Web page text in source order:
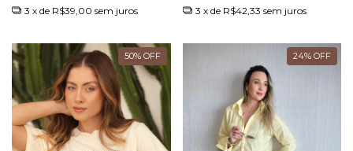
3 x de R$39,00 sem juros
3 x de R$42,33 sem juros
50% OFF 24% OFF